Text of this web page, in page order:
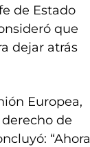
de Estado
que
dejar atrás
Europea,
de
“Ahora